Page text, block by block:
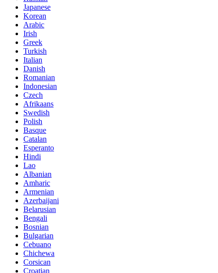
Japanese
Korean
Arabic
Irish
Greek
Turkish
Italian
Danish
Romanian
Indonesian
Czech
Afrikaans
Swedish
Polish
Basque
Catalan
Esperanto
Hindi
Lao
Albanian
Amharic
Armenian
Azerbaijani
Belarusian
Bengali
Bosnian
Bulgarian
Cebuano
Chichewa
Corsican
Croatian